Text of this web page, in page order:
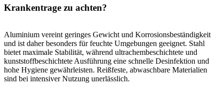
Krankentrage zu achten?
Aluminium vereint geringes Gewicht und Korrosionsbeständigkeit
und ist daher besonders für feuchte Umgebungen geeignet. Stahl
bietet maximale Stabilität, während ultrachembeschichtete und
kunststoffbeschichtete Ausführung eine schnelle Desinfektion und
hohe Hygiene gewährleisten. Reißfeste, abwaschbare Materialien
sind bei intensiver Nutzung unerlässlich.